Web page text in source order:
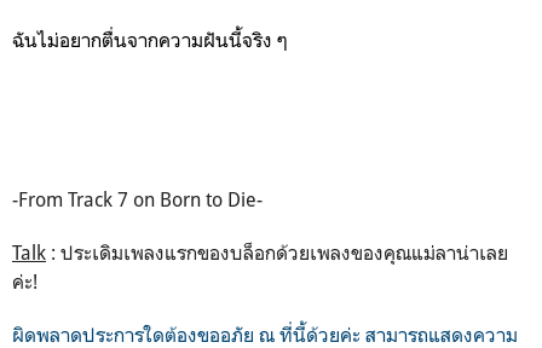
ฉันไม่อยากตื่นจากความฝันนี้จริง ๆ
-From Track 7 on Born to Die-
Talk : ประเดิมเพลงแรกของบล็อกด้วยเพลงของคุณแม่ลาน่าเลย
ค่ะ!
ผิดพลาดประการใดต้องขออภัย ณ ที่นี้ด้วยค่ะ สามารถแสดงความ